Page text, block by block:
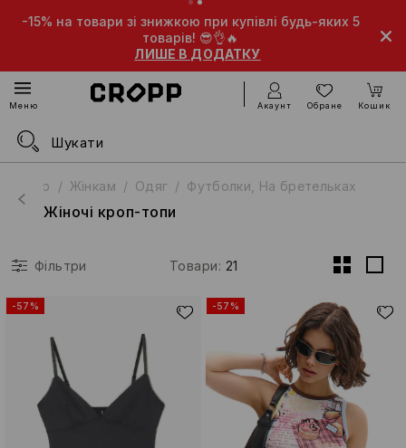
-15% на товари зі знижкою при купівлі будь-яких 5
товарів! 😎👌🔥
ЛИШЕ В ДОДАТКУ
Меню Акаунт Обране Кошик
Cropp Жінкам Одяг Футболки, На бретельках
Жіночі кроп-топи
Фільтри Товари: 21
-57% -57%